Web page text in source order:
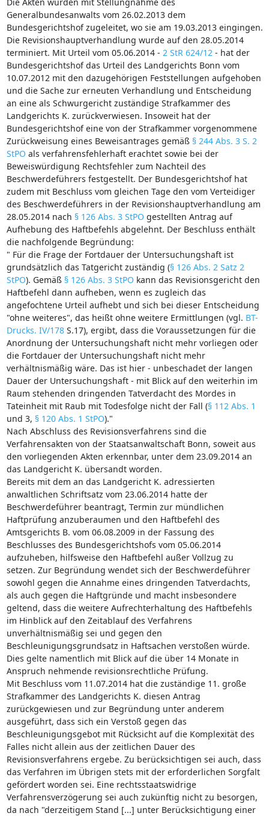
Generalbundesanwalts vom 26.02.2013 dem
Bundesgerichtshof zugeleitet, wo sie am 19.03.2013 eingingen.
Die Revisionshauptverhandlung wurde auf den 28.05.2014
terminiert. Mit Urteil vom 05.06.2014 - 2 StR 624/12 - hat der
Bundesgerichtshof das Urteil des Landgerichts Bonn vom
10.07.2012 mit den dazugehörigen Feststellungen aufgehoben
und die Sache zur erneuten Verhandlung und Entscheidung
an eine als Schwurgericht zuständige Strafkammer des
Landgerichts K. zurückverwiesen. Insoweit hat der
Bundesgerichtshof eine von der Strafkammer vorgenommene
Zurückweisung eines Beweisantrages gemäß § 244 Abs. 3 S. 2
StPO als verfahrensfehlerhaft erachtet sowie bei der
Beweiswürdigung Rechtsfehler zum Nachteil des
Beschwerdeführers festgestellt. Der Bundesgerichtshof hat
zudem mit Beschluss vom gleichen Tage den vom Verteidiger
des Beschwerdeführers in der Revisionshauptverhandlung am
28.05.2014 nach § 126 Abs. 3 StPO gestellten Antrag auf
Aufhebung des Haftbefehls abgelehnt. Der Beschluss enthält
die nachfolgende Begründung:
" Für die Frage der Fortdauer der Untersuchungshaft ist
grundsätzlich das Tatgericht zuständig (§ 126 Abs. 2 Satz 2
StPO). Gemäß § 126 Abs. 3 StPO kann das Revisionsgericht den
Haftbefehl dann aufheben, wenn es zugleich das
angefochtene Urteil aufhebt und sich bei dieser Entscheidung
"ohne weiteres", das heißt ohne weitere Ermittlungen (vgl. BT-
Drucks. IV/178S.17), ergibt, dass die Voraussetzungen für die
Anordnung der Untersuchungshaft nicht mehr vorliegen oder
die Fortdauer der Untersuchungshaft nicht mehr
verhältnismäßig wäre. Das ist hier - unbeschadet der langen
Dauer der Untersuchungshaft - mit Blick auf den weiterhin im
Raum stehenden dringenden Tatverdacht des Mordes in
Tateinheit mit Raub mit Todesfolge nicht der Fall (§ 112 Abs. 1
und 3, § 120 Abs. 1 StPO)."
Nach Abschluss des Revisionsverfahrens sind die
Verfahrensakten von der Staatsanwaltschaft Bonn, soweit aus
den vorliegenden Akten erkennbar, unter dem 23.09.2014 an
das Landgericht K. übersandt worden.
Bereits mit dem an das Landgericht K. adressierten
anwaltlichen Schriftsatz vom 23.06.2014 hatte der
Beschwerdeführer beantragt, Termin zur mündlichen
Haftprüfung anzuberaumen und den Haftbefehl des
Amtsgerichts B. vom 06.08.2009 in der Fassung des
Beschlusses des Bundesgerichtshofs vom 05.06.2014
aufzuheben, hilfsweise den Haftbefehl außer Vollzug zu
setzen. Zur Begründung wendet sich der Beschwerdeführer
sowohl gegen die Annahme eines dringenden Tatverdachts,
als auch gegen die Haftgründe und macht insbesondere
geltend, dass die weitere Aufrechterhaltung des Haftbefehls
im Hinblick auf den Zeitablauf des Verfahrens
unverhältnismäßig sei und gegen den
Beschleunigungsgrundsatz in Haftsachen verstoßen würde.
Dies gelte namentlich mit Blick auf die über 14 Monate in
Anspruch nehmende revisionsrechtliche Prüfung.
Mit Beschluss vom 11.07.2014 hat die zuständige 11. große
Strafkammer des Landgerichts K. diesen Antrag
zurückgewiesen und zur Begründung unter anderem
ausgeführt, dass sich ein Verstoß gegen das
Beschleunigungsgebot mit Rücksicht auf die Komplexität des
Falles nicht allein aus der zeitlichen Dauer des
Revisionsverfahrens ergebe. Zu berücksichtigen sei auch, dass
das Verfahren im Übrigen stets mit der erforderlichen Sorgfalt
gefördert worden sei. Eine rechtsstaatswidrige
Verfahrensverzögerung sei auch zukünftig nicht zu besorgen,
da nach "derzeitigem Stand [...] unter Berücksichtigung einer